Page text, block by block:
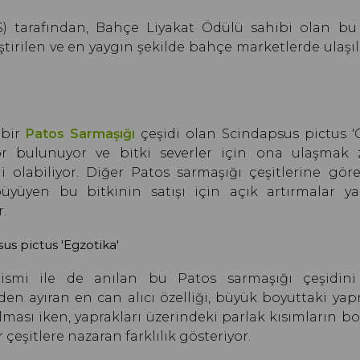
tarafından, Bahçe Liyakat Ödülü sahibi olan
ve en yaygın şekilde bahçe marketlerde
Patos Sarmaşığı çeşidi olan Scindapsus pictus
bulunuyor ve bitki severler için ona ulaşmak
olabiliyor. Diğer Patos sarmaşığı çeşitlerine
bu bitkinin satışı için açık artırmalar
pictus 'Egzotika'
ile de anılan bu Patos sarmaşığı
ayıran en can alıcı özelliği, büyük boyuttaki
iken, yaprakları üzerindeki parlak kısımların
çeşitlere nazaran farklılık gösteriyor.